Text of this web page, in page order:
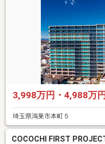
3,998万円・4,988万
埼玉県鴻巣市本町５
COCOCHI FIRST